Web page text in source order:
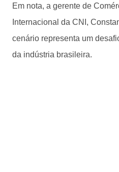
Em nota, a gerente de
Internacional da CNI,
cenário representa um
da indústria brasileira.